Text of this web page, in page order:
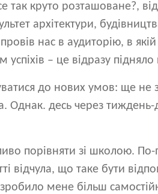
так круто розташоване?,
архітектури,
нас в аудиторію, в якій
– це відразу підняло
до нових умов: ще не
Однак. десь через
порівняти зі школою.
відчула, що таке бути
мене більш